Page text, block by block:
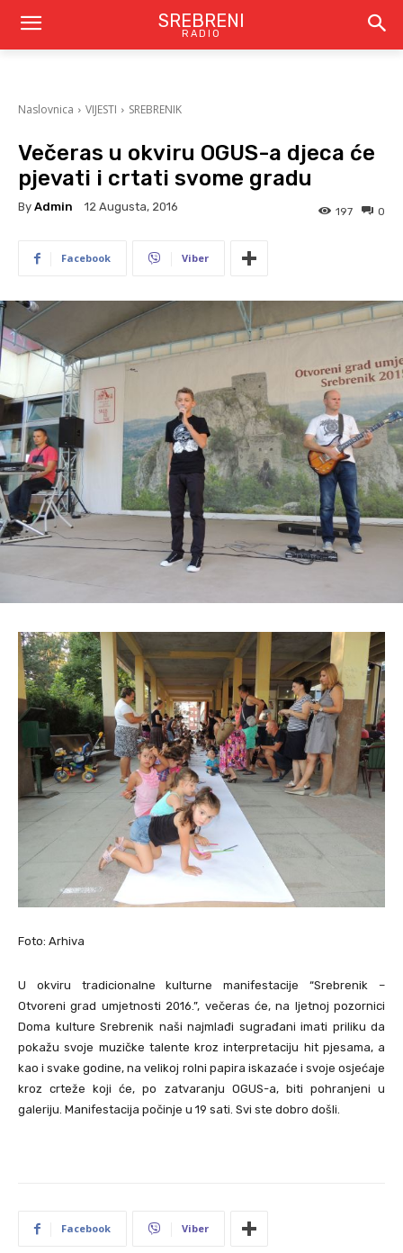
SREBRENI
RADIO
Naslovnica VIJESTI SREBRENIK
Večeras u okviru OGUS-a djeca će
pjevati i crtati svome gradu
By Admin 12 Augusta, 2016 0
197
Facebook Viber
Foto: Arhiva
U okviru tradicionalne kulturne manifestacije “Srebrenik –
Otvoreni grad umjetnosti 2016.”, večeras će, na ljetnoj pozornici
Doma kulture Srebrenik naši najmlađi sugrađani imati priliku da
pokažu svoje muzičke talente kroz interpretaciju hit pjesama, a
kao i svake godine, na velikoj rolni papira iskazaće i svoje osjećaje
kroz crteže koji će, po zatvaranju OGUS-a, biti pohranjeni u
galeriju. Manifestacija počinje u 19 sati. Svi ste dobro došli.
Facebook Viber